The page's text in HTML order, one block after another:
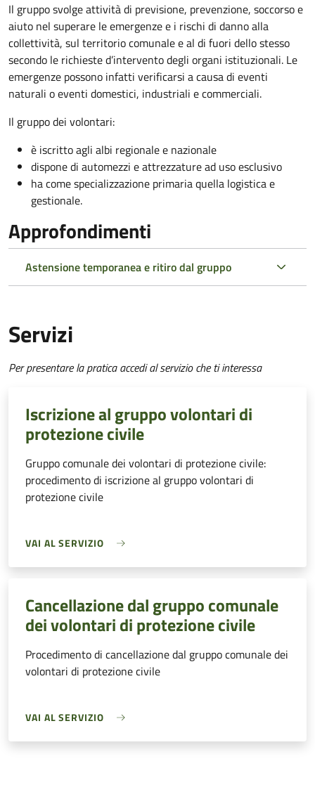
Il gruppo svolge attività di previsione, prevenzione, soccorso e
aiuto nel superare le emergenze e i rischi di danno alla
collettività, sul territorio comunale e al di fuori dello stesso
secondo le richieste d’intervento degli organi istituzionali. Le
emergenze possono infatti verificarsi a causa di eventi
naturali o eventi domestici, industriali e commerciali.
Il gruppo dei volontari:
è iscritto agli albi regionale e nazionale
dispone di automezzi e attrezzature ad uso esclusivo
ha come specializzazione primaria quella logistica e
gestionale.
Approfondimenti
Astensione temporanea e ritiro dal gruppo
Servizi
Per presentare la pratica accedi al servizio che ti interessa
Iscrizione al gruppo volontari di
protezione civile
Gruppo comunale dei volontari di protezione civile:
procedimento di iscrizione al gruppo volontari di
protezione civile
VAI AL SERVIZIO
Cancellazione dal gruppo comunale
dei volontari di protezione civile
Procedimento di cancellazione dal gruppo comunale dei
volontari di protezione civile
VAI AL SERVIZIO